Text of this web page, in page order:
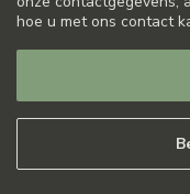
hoe u met ons contact